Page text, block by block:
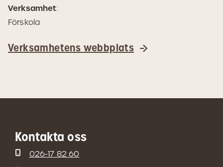
Verksamhet:
Förskola
Verksamhetens webbplats
Kontakta oss
026-17 82 60